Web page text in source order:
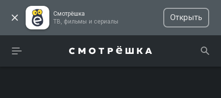
Смотрёшка
ТВ, фильмы и сериалы
Открыть